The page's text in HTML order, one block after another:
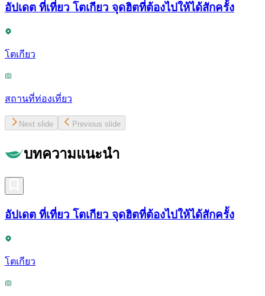
อัปเดต ที่เที่ยว โตเกียว จุดฮิตที่ต้องไปให้ได้สักครั้ง
โตเกียว
สถานที่ท่องเที่ยว
Next slide Previous slide
บทความแนะนำ
อัปเดต ที่เที่ยว โตเกียว จุดฮิตที่ต้องไปให้ได้สักครั้ง
โตเกียว